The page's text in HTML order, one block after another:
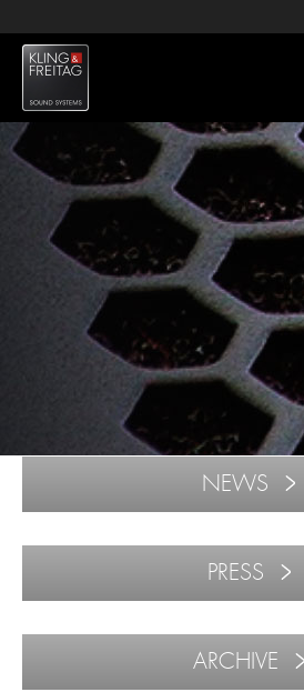
NEWS
PRESS
ARCHIVE